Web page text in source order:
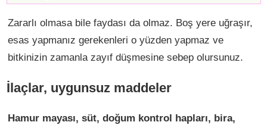
Zararlı olmasa bile faydası da olmaz. Boş yere uğraşır,
esas yapmanız gerekenleri o yüzden yapmaz ve
bitkinizin zamanla zayıf düşmesine sebep olursunuz.
İlaçlar, uygunsuz maddeler
Hamur mayası, süt, doğum kontrol hapları, bira,